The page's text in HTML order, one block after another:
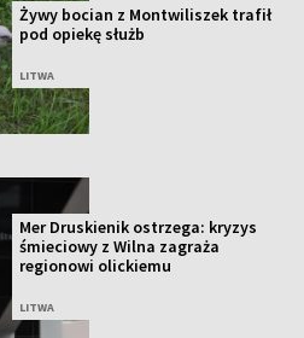
Żywy bocian z Montwiliszek trafił
pod opiekę służb
LITWA
Mer Druskienik ostrzega: kryzys
śmieciowy z Wilna zagraża
regionowi olickiemu
LITWA